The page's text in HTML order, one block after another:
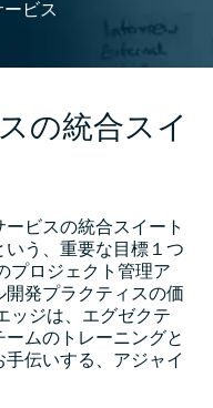
ビス
の統合スイ
ビスの統合スイート
う、重要な目標１つ
プロジェクト管理ア
開発プラクティスの価
ッジは、エグゼクテ
ムのトレーニングと
伝いする、アジャイ